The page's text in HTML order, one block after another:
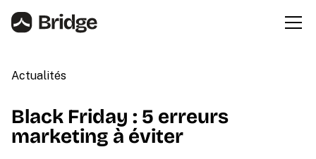
Actualités
Black Friday : 5 erreurs
marketing à éviter